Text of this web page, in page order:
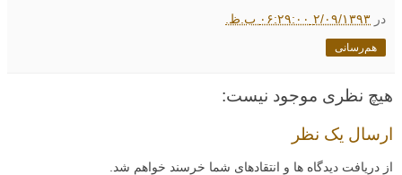
در ۲/۰۹/۱۳۹۳ ۰۶:۲۹:۰۰ ب.ظ.
هم‌رسانی
هیچ نظری موجود نیست:
ارسال یک نظر
از دریافت دیدگاه ها و انتقادهای شما خرسند خواهم شد.